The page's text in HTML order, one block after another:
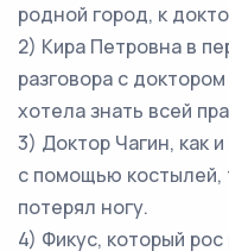
родной город, к
2) Кира Петровна в
разговора с
хотела знать всей
3) Доктор Чагин, как
с помощью костылей,
потерял ногу.
4) Фикус, который